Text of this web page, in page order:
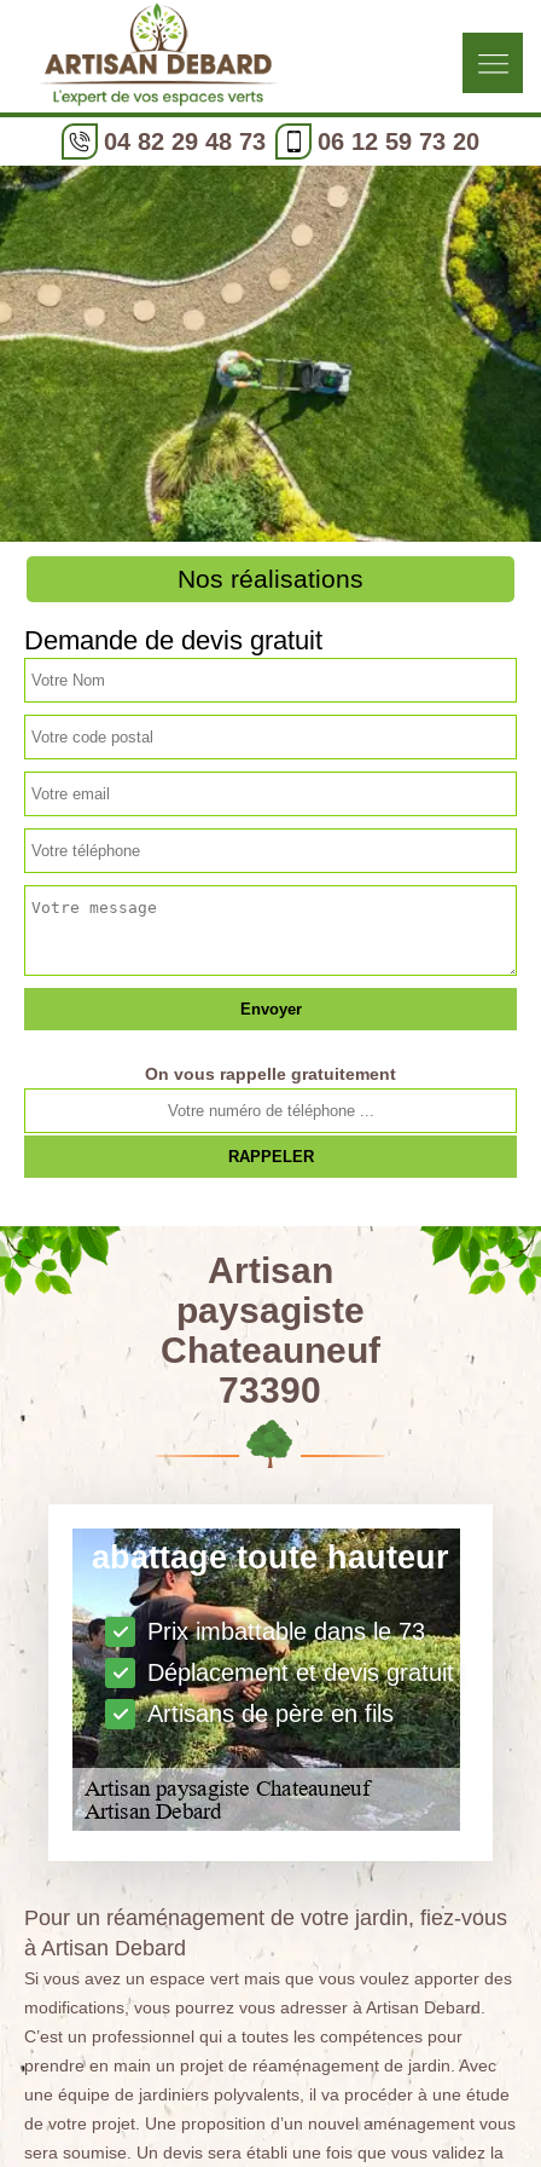
04 82 29 48 73 06 12 59 73 20
abattage toute hauteur
Prix imbattable dans le 73
Déplacement et devis gratuit
Artisans de père en fils
Nos réalisations
Demande de devis gratuit
On vous rappelle gratuitement
Artisan
paysagiste
Chateauneuf
73390
Pour un réaménagement de votre jardin, fiez-vous
à Artisan Debard
Si vous avez un espace vert mais que vous voulez apporter des
modifications, vous pourrez vous adresser à Artisan Debard.
C’est un professionnel qui a toutes les compétences pour
prendre en main un projet de réaménagement de jardin. Avec
une équipe de jardiniers polyvalents, il va procéder à une étude
de votre projet. Une proposition d’un nouvel aménagement vous
sera soumise. Un devis sera établi une fois que vous validez la